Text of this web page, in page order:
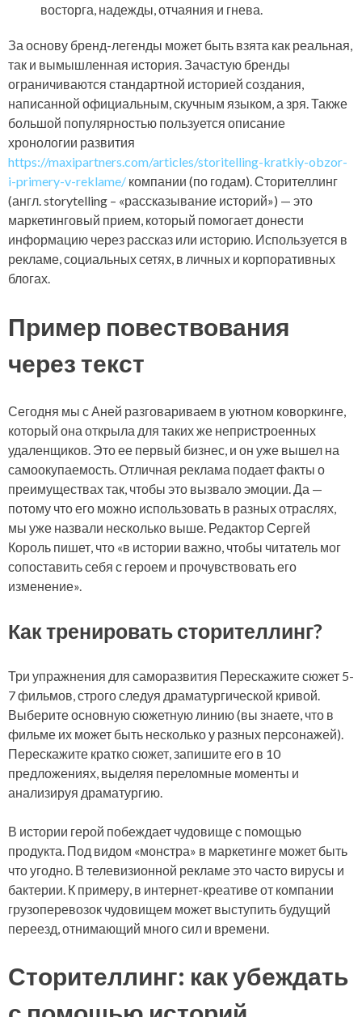
восторга, надежды, отчаяния и гнева.
За основу бренд-легенды может быть взята как реальная,
так и вымышленная история. Зачастую бренды
ограничиваются стандартной историей создания,
написанной официальным, скучным языком, а зря. Также
большой популярностью пользуется описание
хронологии развития
https://maxipartners.com/articles/storitelling-kratkiy-obzor-
i-primery-v-reklame/ компании (по годам). Сторителлинг
(англ. storytelling – «рассказывание историй») — это
маркетинговый прием, который помогает донести
информацию через рассказ или историю. Используется в
рекламе, социальных сетях, в личных и корпоративных
блогах.
Пример повествования
через текст
Сегодня мы с Аней разговариваем в уютном коворкинге,
который она открыла для таких же непристроенных
удаленщиков. Это ее первый бизнес, и он уже вышел на
самоокупаемость. Отличная реклама подает факты о
преимуществах так, чтобы это вызвало эмоции. Да —
потому что его можно использовать в разных отраслях,
мы уже назвали несколько выше. Редактор Сергей
Король пишет, что «в истории важно, чтобы читатель мог
сопоставить себя с героем и прочувствовать его
изменение».
Как тренировать сторителлинг?
Три упражнения для саморазвития Перескажите сюжет 5-
7 фильмов, строго следуя драматургической кривой.
Выберите основную сюжетную линию (вы знаете, что в
фильме их может быть несколько у разных персонажей).
Перескажите кратко сюжет, запишите его в 10
предложениях, выделяя переломные моменты и
анализируя драматургию.
В истории герой побеждает чудовище с помощью
продукта. Под видом «монстра» в маркетинге может быть
что угодно. В телевизионной рекламе это часто вирусы и
бактерии. К примеру, в интернет-креативе от компании
грузоперевозок чудовищем может выступить будущий
переезд, отнимающий много сил и времени.
Сторителлинг: как убеждать